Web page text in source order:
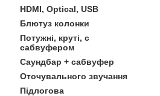
HDMI, Optical, USB
Блютуз колонки
Потужні, круті, с
сабвуфером
Саундбар + сабвуфер
Оточувального звучання
Підлогова